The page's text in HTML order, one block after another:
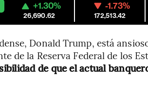
+1.30%
26,690.62
-1.73%
172,513.42
Donald Trump, está
de la Reserva Federal de los
de que el actual